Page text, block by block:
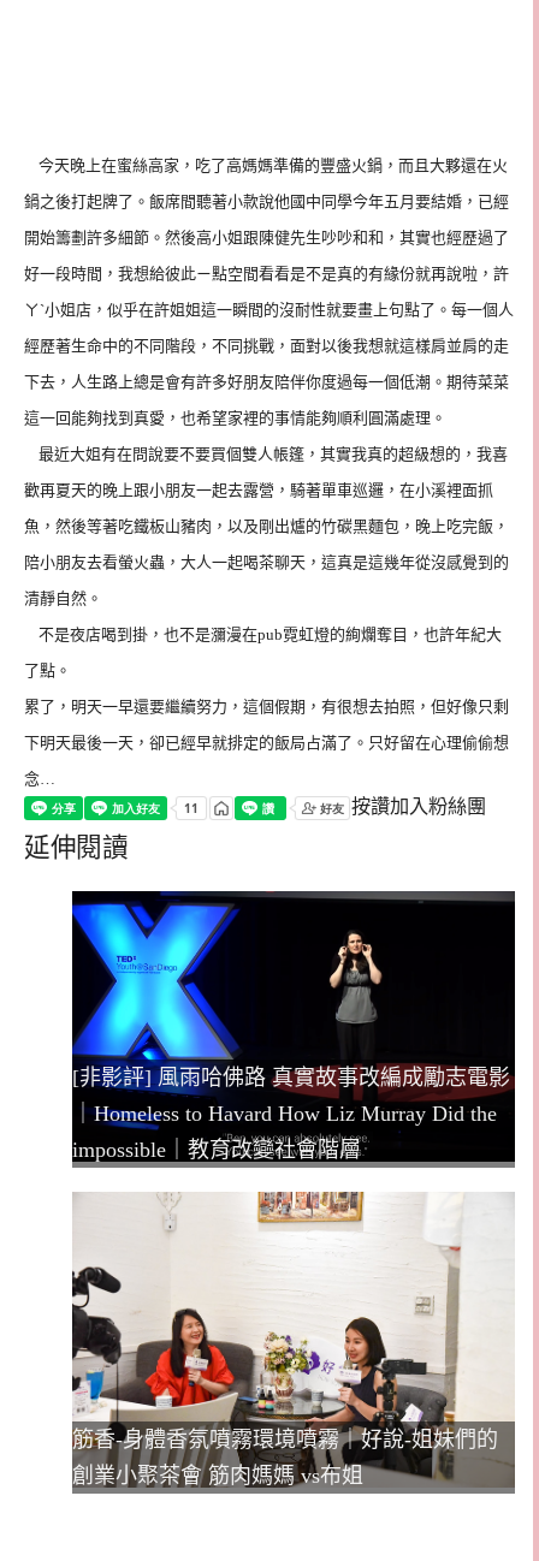
今天晚上在蜜絲高家，吃了高媽媽準備的豐盛火鍋，而且大夥還在火
鍋之後打起牌了。飯席間聽著小款說他國中同學今年五月要結婚，已經
開始籌劃許多細節。然後高小姐跟陳健先生吵吵和和，其實也經歷過了
好一段時間，我想給彼此ㄧ點空間看看是不是真的有緣份就再說啦，許
ㄚˋ小姐店，似乎在許姐姐這一瞬間的沒耐性就要畫上句點了。每一個人
經歷著生命中的不同階段，不同挑戰，面對以後我想就這樣肩並肩的走
下去，人生路上總是會有許多好朋友陪伴你度過每一個低潮。期待菜菜
這一回能夠找到真愛，也希望家裡的事情能夠順利圓滿處理。
最近大姐有在問說要不要買個雙人帳篷，其實我真的超級想的，我喜
歡再夏天的晚上跟小朋友一起去露營，騎著單車巡邏，在小溪裡面抓
魚，然後等著吃鐵板山豬肉，以及剛出爐的竹碳黑麵包，晚上吃完飯，
陪小朋友去看螢火蟲，大人一起喝茶聊天，這真是這幾年從沒感覺到的
清靜自然。
不是夜店喝到掛，也不是瀰漫在pub霓虹燈的絢爛奪目，也許年紀大
了點。
累了，明天一早還要繼續努力，這個假期，有很想去拍照，但好像只剩
下明天最後一天，卻已經早就排定的飯局占滿了。只好留在心理偷偷想
念…
按讚加入粉絲團
延伸閱讀
[非影評] 風雨哈佛路 真實故事改編成勵志電影
｜Homeless to Havard How Liz Murray Did the
impossible｜教育改變社會階層
筋香-身體香氛噴霧環境噴霧｜好說-姐妹們的
創業小聚茶會 筋肉媽媽 vs布姐